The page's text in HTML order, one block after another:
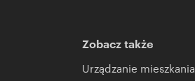
Zobacz także
Urządzanie mieszkania